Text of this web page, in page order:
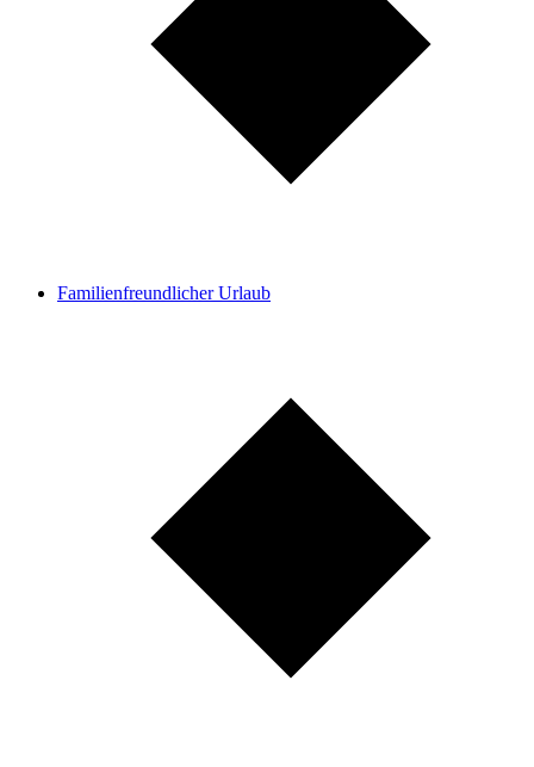
Familienfreundlicher Urlaub